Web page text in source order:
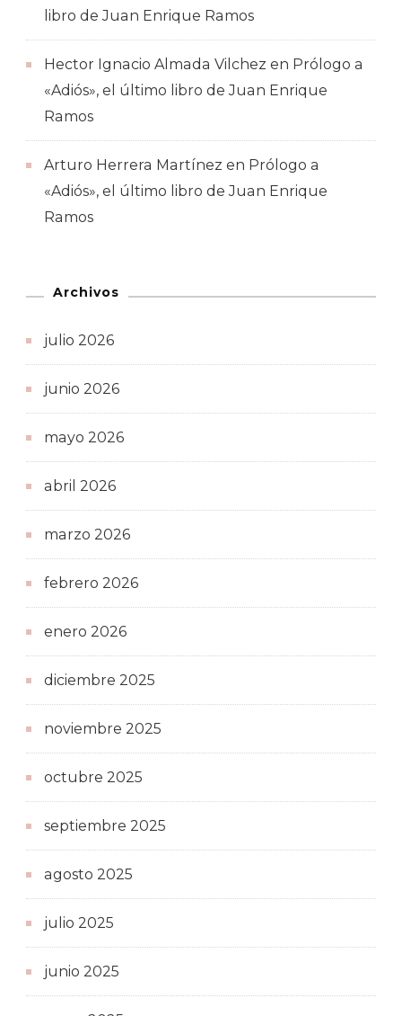
libro de Juan Enrique Ramos
Hector Ignacio Almada Vilchez en Prólogo a
«Adiós», el último libro de Juan Enrique
Ramos
Arturo Herrera Martínez en Prólogo a
«Adiós», el último libro de Juan Enrique
Ramos
Archivos
julio 2026
junio 2026
mayo 2026
abril 2026
marzo 2026
febrero 2026
enero 2026
diciembre 2025
noviembre 2025
octubre 2025
septiembre 2025
agosto 2025
julio 2025
junio 2025